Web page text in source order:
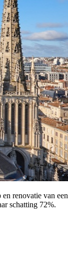
renovatie van
schatting 72%.